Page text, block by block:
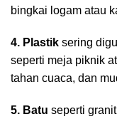
bingkai logam atau
4. Plastik sering
seperti meja piknik
tahan cuaca, dan
5. Batu seperti